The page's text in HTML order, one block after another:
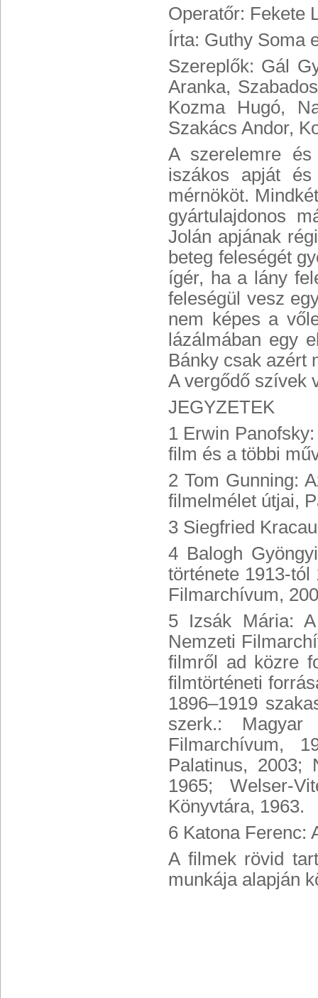
Operatőr: Fekete
Írta: Guthy Soma
Szereplők: Gál
Aranka,
Kozma Hugó,
Szakács Andor,
A szerelemre
iszákos apját
mérnököt.
gyártulajdonos
Jolán apjának
beteg feleségét
ígér, ha a lány
feleségül vesz
nem képes a
lázálmában egy
Bánky csak azért
A vergődő szívek
JEGYZETEK
1 Erwin
film és a többi
2 Tom Gunning:
filmelmélet útjai,
3 Siegfried
4 Balogh
története 1913-
Filmarchívum,
5 Izsák Mária:
Nemzeti
filmről ad közre
filmtörténeti
1896–1919
szerk.:
Filmarchívum,
Palatinus, 2003;
1965; Welser-
Könyvtára, 1963.
6 Katona Ferenc:
A filmek rövid
munkája alapján